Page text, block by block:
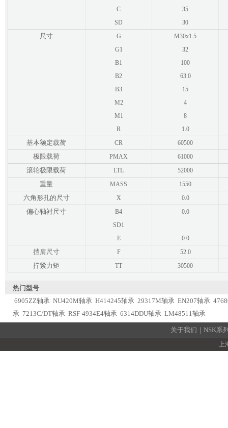
C
35
SD
30
尺寸 G
M30x1.5
G1
32
B1
100
B2
63.0
B3
15
M2
4
M1
8
R
1.0
基本额定载荷 CR 60500
极限载荷 PMAX 61000
滚轮极限载荷 LTL 52000
重量 MASS 1550
六角形孔的尺寸 X 0.0
偏心轴衬尺寸 B4
0.0
SD1
E
0.0
挡肩尺寸 F 52.0
拧紧力矩 TT 30500
热门型号
6905ZZ轴承 NU420M轴承 H414245轴承 29317M轴承 EN207轴承
承 7213C/DT轴承 RSF-4934E4轴承 6314DDU轴承 LM48511轴承
关于我们 NSK系